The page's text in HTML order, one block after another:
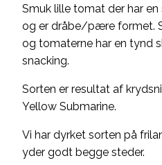
Smuk lille tomat der har
og er dråbe/pære formet.
og tomaterne har en tynd
snacking.
Sorten er resultat af
Yellow Submarine.
Vi har dyrket sorten på
yder godt begge steder.